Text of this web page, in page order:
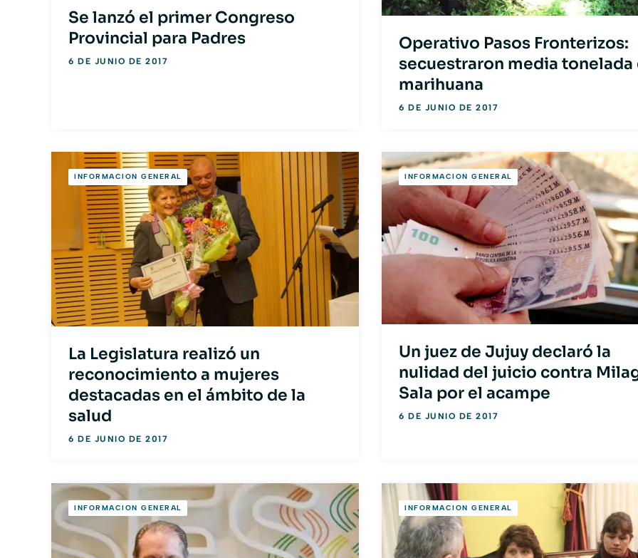
Se lanzó el primer Congreso
Provincial para Padres
6 DE JUNIO DE 2017
Operativo Pasos Fronterizos:
secuestraron media tonelada
marihuana
6 DE JUNIO DE 2017
INFORMACION GENERAL
La Legislatura realizó un
reconocimiento a mujeres
destacadas en el ámbito de la
salud
6 DE JUNIO DE 2017
INFORMACION GENERAL
Un juez de Jujuy declaró la
nulidad del juicio contra
Sala por el acampe
6 DE JUNIO DE 2017
INFORMACION GENERAL INFORMACION GENERAL